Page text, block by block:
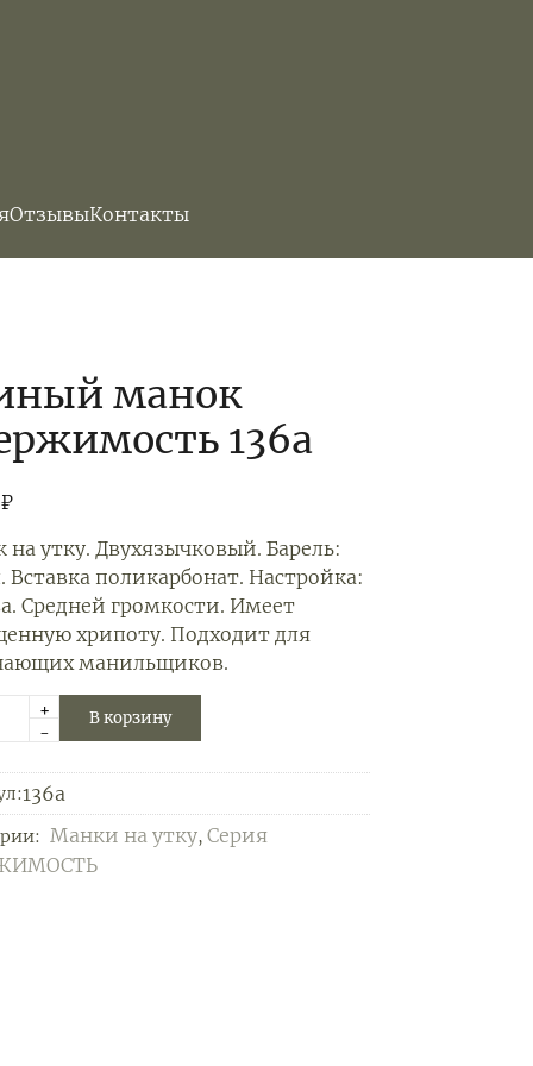
ОтзывыКонтакты
манок
136а
₽
на утку. Двухязычковый. Барель:
Вставка поликарбонат. Настройка:
Средней громкости. Имеет
хрипоту. Подходит для
манильщиков.
+
-
В корзину
136a
Манки на утку,Серия